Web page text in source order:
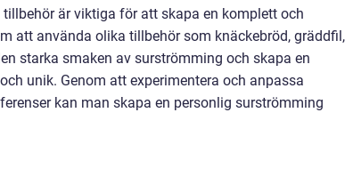
är viktiga för att skapa en komplett och
att använda olika tillbehör som knäckebröd, gräddfil,
starka smaken av surströmming och skapa en
unik. Genom att experimentera och anpassa
kan man skapa en personlig surströmming